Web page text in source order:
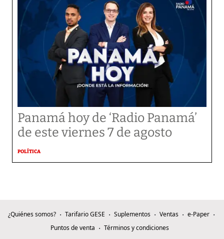
Panamá hoy de ‘Radio Panamá’
de este viernes 7 de agosto
POLÍTICA
¿Quiénes somos? Tarifario GESE Suplementos Ventas
e-Paper
Puntos de venta
Términos y condiciones